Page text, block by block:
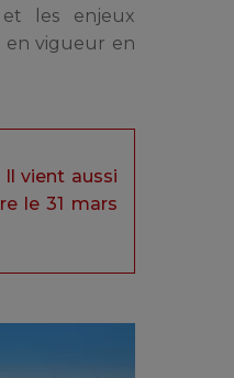
et les enjeux
en vigueur en
vient aussi
le 31 mars